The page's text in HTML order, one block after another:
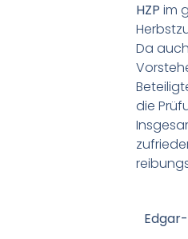
HZP im
Da
die